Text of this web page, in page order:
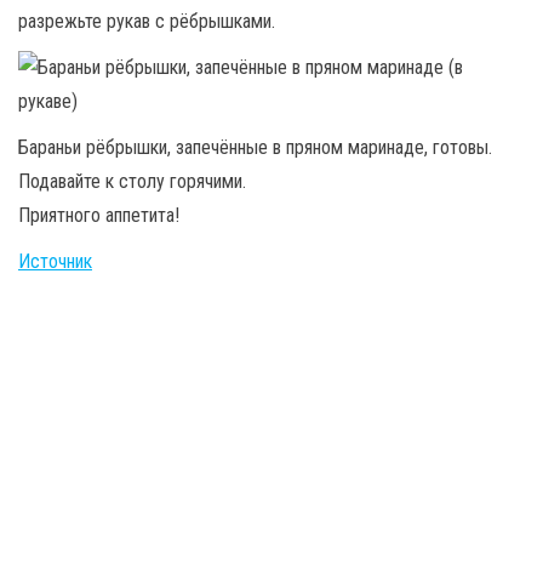
разрежьте рукав с рёбрышками.
Бараньи рёбрышки, запечённые в пряном маринаде, готовы.
Подавайте к столу горячими.
Приятного аппетита!
Источник